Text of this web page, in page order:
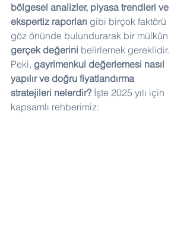
bölgesel analizler, piyasa trendleri ve
ekspertiz raporları gibi birçok faktörü
göz önünde bulundurarak bir mülkün
gerçek değerini belirlemek gereklidir.
Peki, gayrimenkul değerlemesi nasıl
yapılır ve doğru fiyatlandırma
stratejileri nelerdir? İşte 2025 yılı için
kapsamlı rehberimiz: